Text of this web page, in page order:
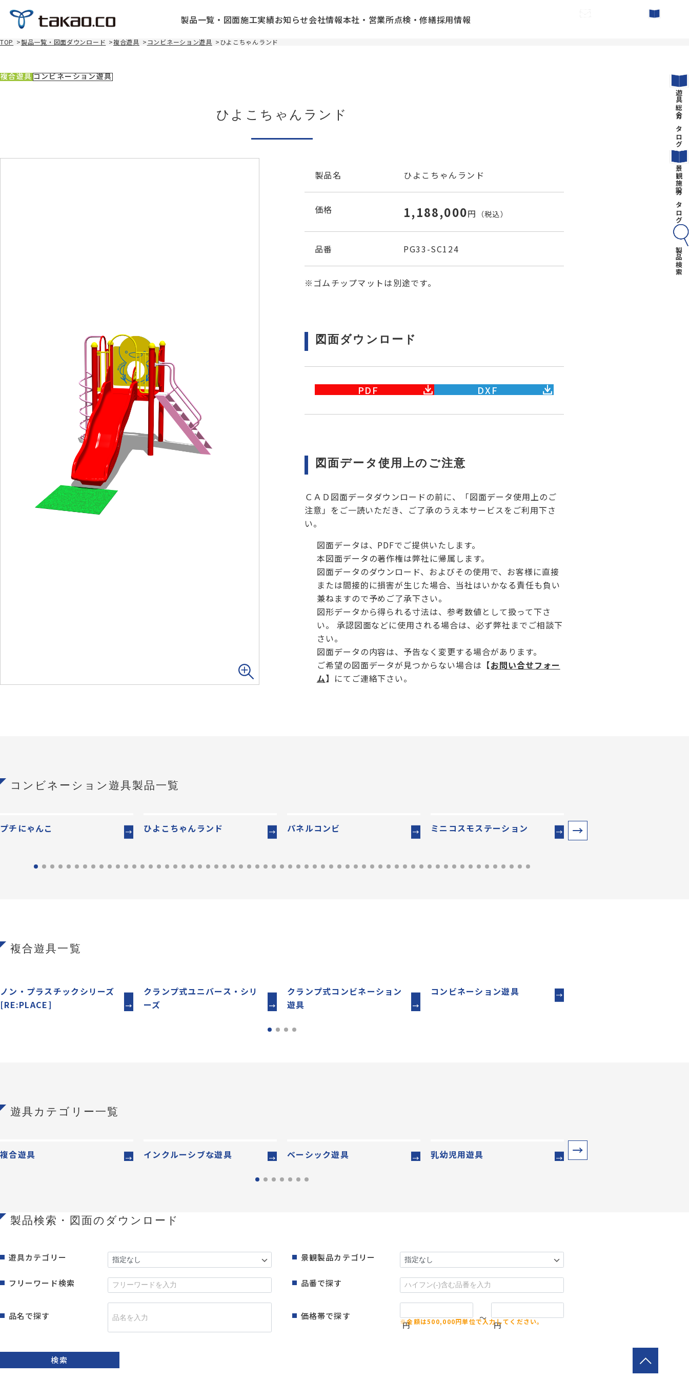
製品一覧・図面施工実績お知らせ会社情報本社・営業所点検・修繕採用情報
遊具総合カタログ
景観施設カタログ
製品検索
TOP >製品一覧・図面ダウンロード >複合遊具 >コンビネーション遊具 >ひよこちゃんランド
複合遊具コンビネーション遊具
ひよこちゃんランド
製品名 ひよこちゃんランド
価格 1,188,000円 （税込）
品番 PG33-SC124
※ゴムチップマットは別途です。
図面ダウンロード
PDF DXF
図面データ使用上のご注意
ＣＡＤ図面データダウンロードの前に、「図面データ使用上のご
注意」をご一読いただき、ご了承のうえ本サービスをご利用下さ
い。
図面データは、PDFでご提供いたします。
本図面データの著作権は弊社に帰属します。
図面データのダウンロード、およびその使用で、お客様に直接
または間接的に損害が生じた場合、当社はいかなる責任も負い
兼ねますので予めご了承下さい。
図形データから得られる寸法は、参考数値として扱って下さ
い。 承認図面などに使用される場合は、必ず弊社までご相談下
さい。
図面データの内容は、予告なく変更する場合があります。
ご希望の図面データが見つからない場合は 【お問い合せフォー
ム】 にてご連絡下さい。
コンビネーション遊具製品一覧
プチにゃんこ ひよこちゃんランド パネルコンビ ミニコスモステーション シューティングスター
複合遊具一覧
ノン・プラスチックシリーズ
[RE:PLACE]
クランプ式ユニバース・シリ
ーズ
クランプ式コンビネーション
遊具
コンビネーション遊具
遊具カテゴリー一覧
複合遊具 インクルーシブな遊具 ベーシック遊具 乳幼児用遊具 ウォーター・プレイ
製品検索・図面のダウンロード
遊具カテゴリー 景観製品カテゴリー
フリーワード検索 品番で探す
品名で探す 価格帯で探す
円
～
円
検索